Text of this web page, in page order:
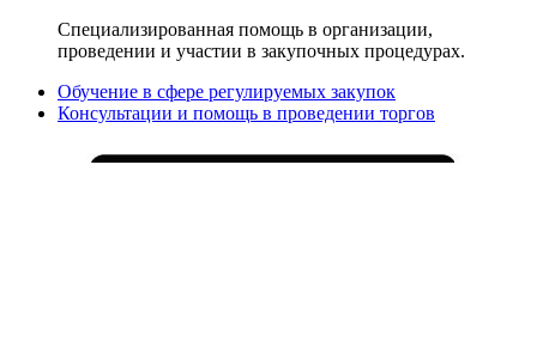
Специализированная помощь в организации,
проведении и участии в закупочных процедурах.
Обучение в сфере регулируемых закупок
Консультации и помощь в проведении торгов